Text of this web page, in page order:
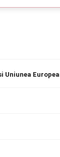
Uniunea
si in